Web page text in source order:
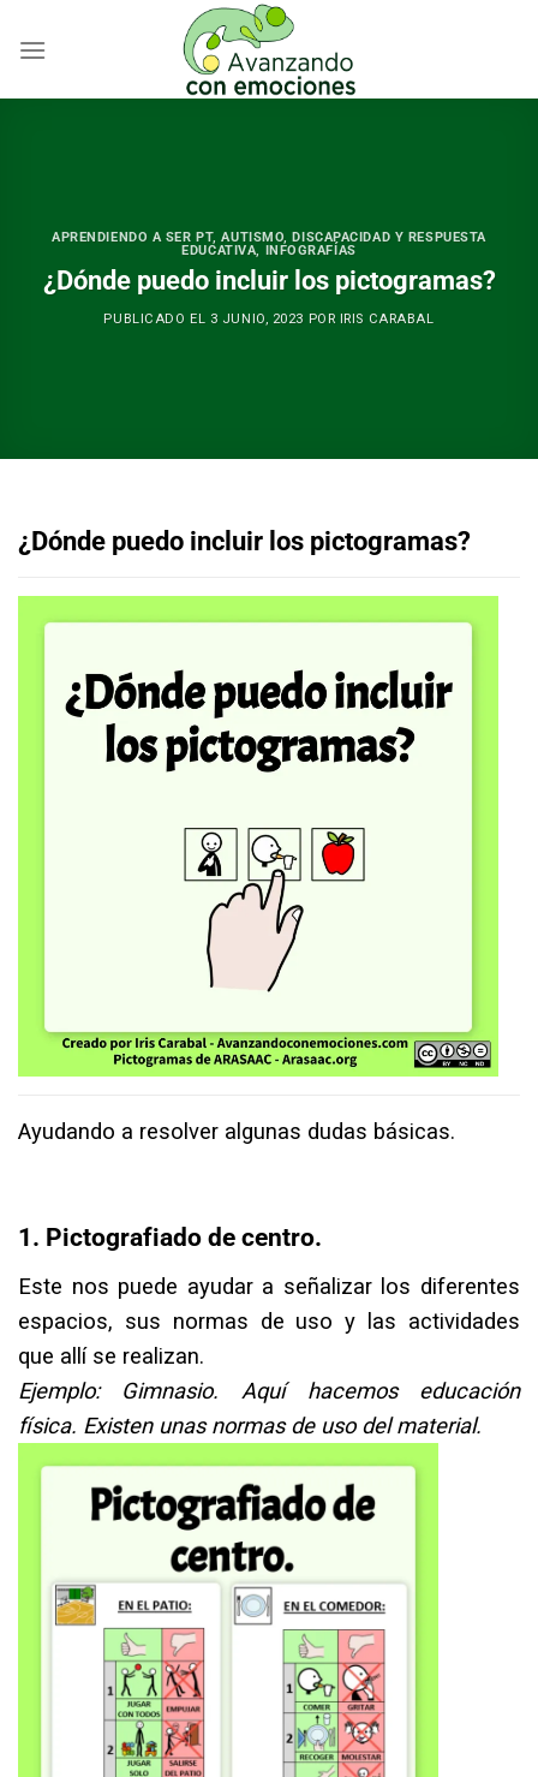
APRENDIENDO A SER PT,AUTISMO,DISCAPACIDAD Y RESPUESTA
EDUCATIVA, INFOGRAFÍAS
¿Dónde puedo incluir los pictogramas?
PUBLICADO EL 3 JUNIO, 2023 POR IRIS CARABAL
¿Dónde puedo incluir los pictogramas?⁣
Ayudando a resolver algunas dudas básicas. ⁣
1. Pictografiado de centro.⁣
Este nos puede ayudar a señalizar los diferentes
espacios, sus normas de uso y las actividades
que allí se realizan.⁣
Ejemplo: Gimnasio. Aquí hacemos educación
física. Existen unas normas de uso del material.⁣